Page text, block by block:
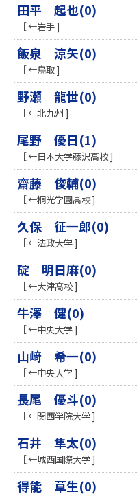
田平 起也(0)
［ ←岩手 ]
飯泉 涼矢(0)
［ ←鳥取 ]
野瀬 龍世(0)
［ ←北九州 ]
尾野 優日(1)
［ ←日本大学藤沢高校 ]
齋藤 俊輔(0)
［ ←桐光学園高校 ]
久保 征一郎(0)
［ ←法政大学 ]
碇 明日麻(0)
［ ←大津高校 ]
牛澤 健(0)
［ ←中央大学 ]
山﨑 希一(0)
［ ←中央大学 ]
長尾 優斗(0)
［ ←関西学院大学 ]
石井 隼太(0)
［ ←城西国際大学 ]
得能 草生(0)